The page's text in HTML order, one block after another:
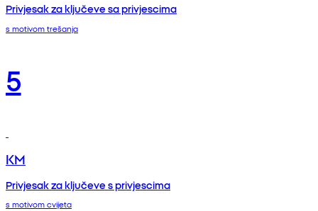
Privjesak za ključeve sa privjescima
s motivom trešanja
5
KM
Privjesak za ključeve s privjescima
s motivom cvijeta